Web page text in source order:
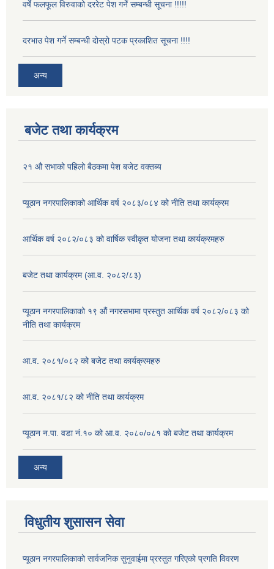
वर्षे फलफूल विरुवाको दररेट पेश गर्ने सम्बन्धी सूचना !!!!!
दरभाउ पेश गर्ने सम्बन्धी दोस्रो पटक प्रकाशित सूचना !!!!
अन्य
बजेट तथा कार्यक्रम
२१ औ सभाको पहिलो बैठकमा पेश बजेट वक्तब्य
प्यूठान नगरपालिकाको आर्थिक वर्ष २०८३/०८४ को नीति तथा कार्यक्रम
आर्थिक वर्ष २०८२/०८३ को वार्षिक स्वीकृत योजना तथा कार्यक्रमहरु
बजेट तथा कार्यक्रम (आ.व. २०८२/८३)
प्यूठान नगरपालिकाको १९ औं नगरसभामा प्रस्तुत आर्थिक वर्ष २०८२/०८३ को
नीति तथा कार्यक्रम
आ.व. २०८१/०८२ को बजेट तथा कार्यक्रमहरु
आ.व. २०८१/८२ को नीति तथा कार्यक्रम
प्यूठान न.पा. वडा नं.१० को आ.व. २०८०/०८१ को बजेट तथा कार्यक्रम
अन्य
विधुतीय शुसासन सेवा
प्यूठान नगरपालिकाको सार्वजनिक सुनुवाईमा प्रस्तुत गरिएको प्रगति विवरण